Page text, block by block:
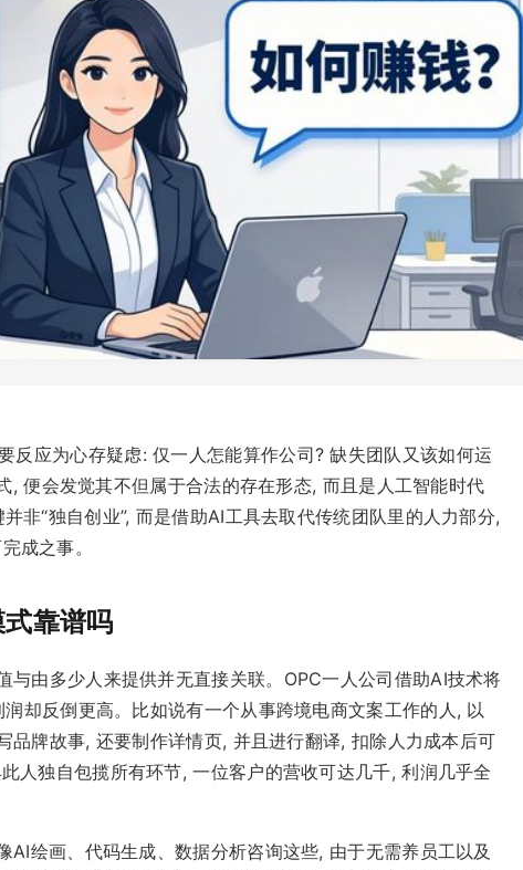
反应为心存疑虑: 仅一人怎能算作公司? 缺失团队又该如何运
, 便会发觉其不但属于合法的存在形态, 而且是人工智能时代
非“独自创业”, 而是借助AI工具去取代传统团队里的人力部分,
成之事。
靠谱吗
与由多少人来提供并无直接关联。OPC一人公司借助AI技术将
却反倒更高。比如说有一个从事跨境电商文案工作的人, 以
品牌故事, 还要制作详情页, 并且进行翻译, 扣除人力成本后可
人独自包揽所有环节, 一位客户的营收可达几千, 利润几乎全
AI绘画、代码生成、数据分析咨询这些, 由于无需养员工以及